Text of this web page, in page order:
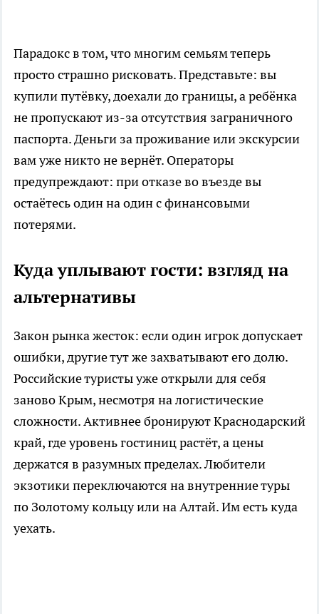
Парадокс в том, что многим семьям теперь
просто страшно рисковать. Представьте: вы
купили путёвку, доехали до границы, а ребёнка
не пропускают из-за отсутствия заграничного
паспорта. Деньги за проживание или экскурсии
вам уже никто не вернёт. Операторы
предупреждают: при отказе во въезде вы
остаётесь один на один с финансовыми
потерями.
Куда уплывают гости: взгляд на
альтернативы
Закон рынка жесток: если один игрок допускает
ошибки, другие тут же захватывают его долю.
Российские туристы уже открыли для себя
заново Крым, несмотря на логистические
сложности. Активнее бронируют Краснодарский
край, где уровень гостиниц растёт, а цены
держатся в разумных пределах. Любители
экзотики переключаются на внутренние туры
по Золотому кольцу или на Алтай. Им есть куда
уехать.